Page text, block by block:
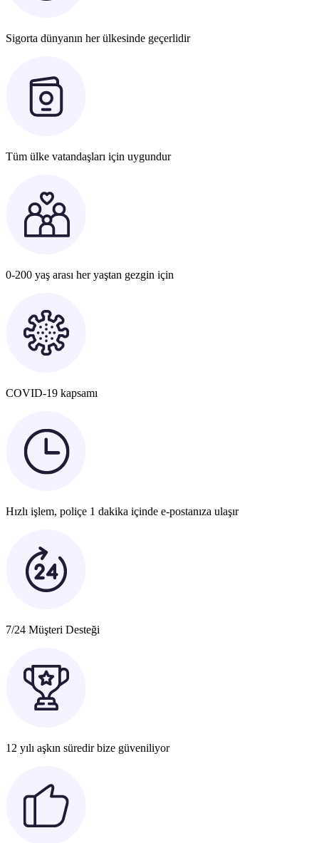
Sigorta dünyanın her ülkesinde geçerlidir
Tüm ülke vatandaşları için uygundur
0-200 yaş arası her yaştan gezgin için
COVID-19 kapsamı
Hızlı işlem, poliçe 1 dakika içinde e-postanıza ulaşır
7/24 Müşteri Desteği
12 yılı aşkın süredir bize güveniliyor